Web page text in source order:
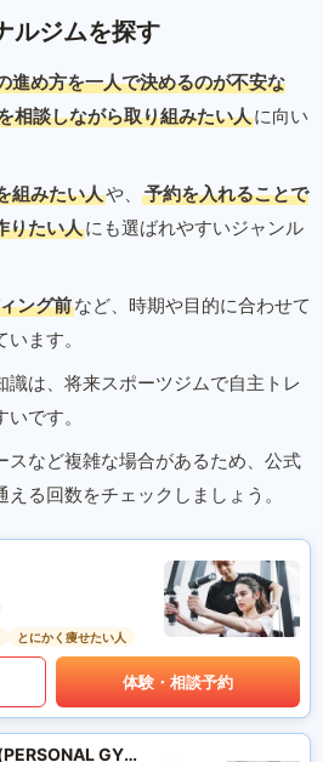
ルジムを探す
進め方を一人で決めるのが不安な
相談しながら取り組みたい人に向い
組みたい人や、
予約を入れることで
りたい人にも選ばれやすいジャンル
ング前など、時期や目的に合わせて
ます。
識は、将来スポーツジムで自主トレ
です。
スなど複雑な場合があるため、公式
る回数をチェックしましょう。
とにかく痩せたい人
体験・相談予約
パーソナルジム ベイシス (PERSONAL GYM BASIS)